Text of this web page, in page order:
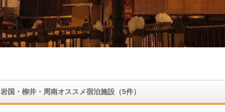
岩国・柳井・周南オススメ宿泊施設（5件）